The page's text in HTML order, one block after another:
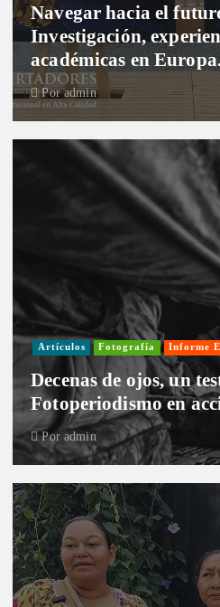
Navegar hacia el
Investigación,
académicas en
Poradmin
Artículos Fotografía Informe
Decenas de ojos, un
Fotoperiodismo en
Por admin